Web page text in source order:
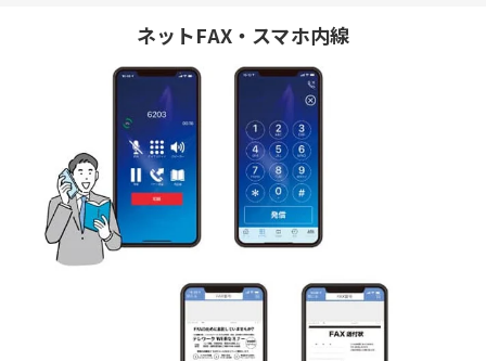
ネットFAX・スマホ内線